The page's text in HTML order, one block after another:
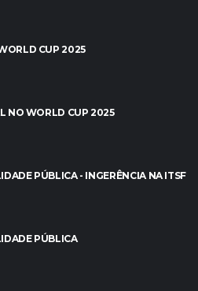
CUP 2025
NO WORLD CUP 2025
PÚBLICA - INGERÊNCIA NA ITSF
PÚBLICA